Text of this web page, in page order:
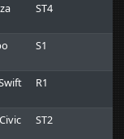
ST4
S1
R1
ST2